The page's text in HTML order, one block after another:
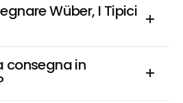
Wüber, I Tipici
consegna in